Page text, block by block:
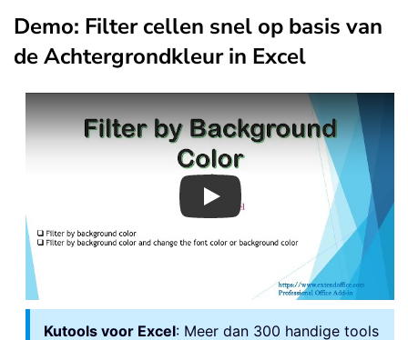
Demo: Filter cellen snel op basis van
de Achtergrondkleur in Excel
Play
Kutools voor Excel: Meer dan 300 handige tools